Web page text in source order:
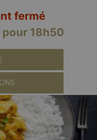
fermé
18h50